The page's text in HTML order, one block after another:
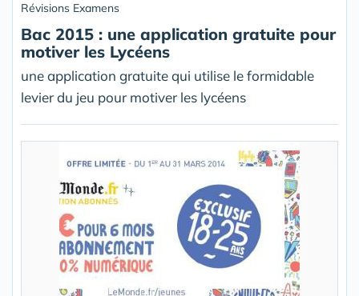
Révisions Examens
Bac 2015 : une application gratuite pour
motiver les Lycéens
une application gratuite qui utilise le formidable
levier du jeu pour motiver les lycéens